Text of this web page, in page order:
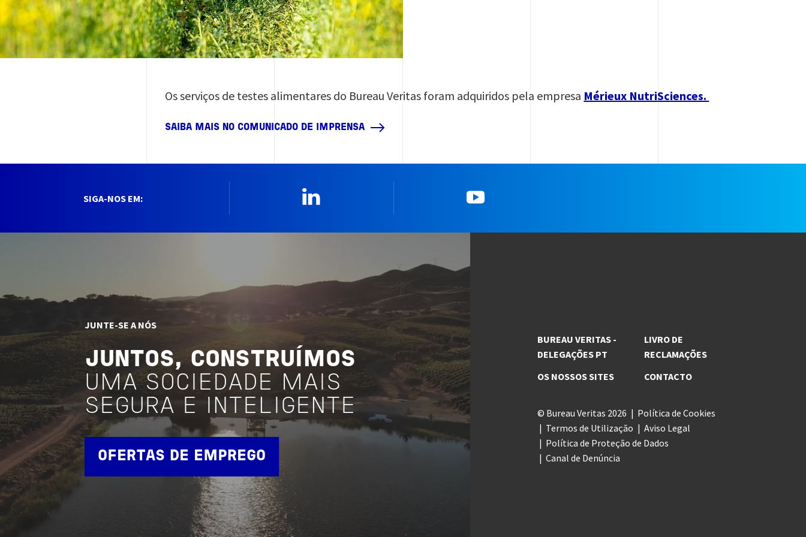
Os serviços de testes alimentares do Bureau Veritas foram adquiridos pela empresa Mérieux NutriSciences.
SAIBA MAIS NO COMUNICADO DE IMPRENSA
SIGA-NOS EM:
JUNTE-SE A NÓS
JUNTOS, CONSTRUÍMOS
UMA SOCIEDADE MAIS
SEGURA E INTELIGENTE
OFERTAS DE EMPREGO
BUREAU VERITAS -
DELEGAÇÕES PT
OS NOSSOS SITES
LIVRO DE
RECLAMAÇÕES
CONTACTO
© Bureau Veritas 2026
Política de Cookies
Termos de Utilização
Aviso Legal
Política de Proteção de Dados
Canal de Denúncia